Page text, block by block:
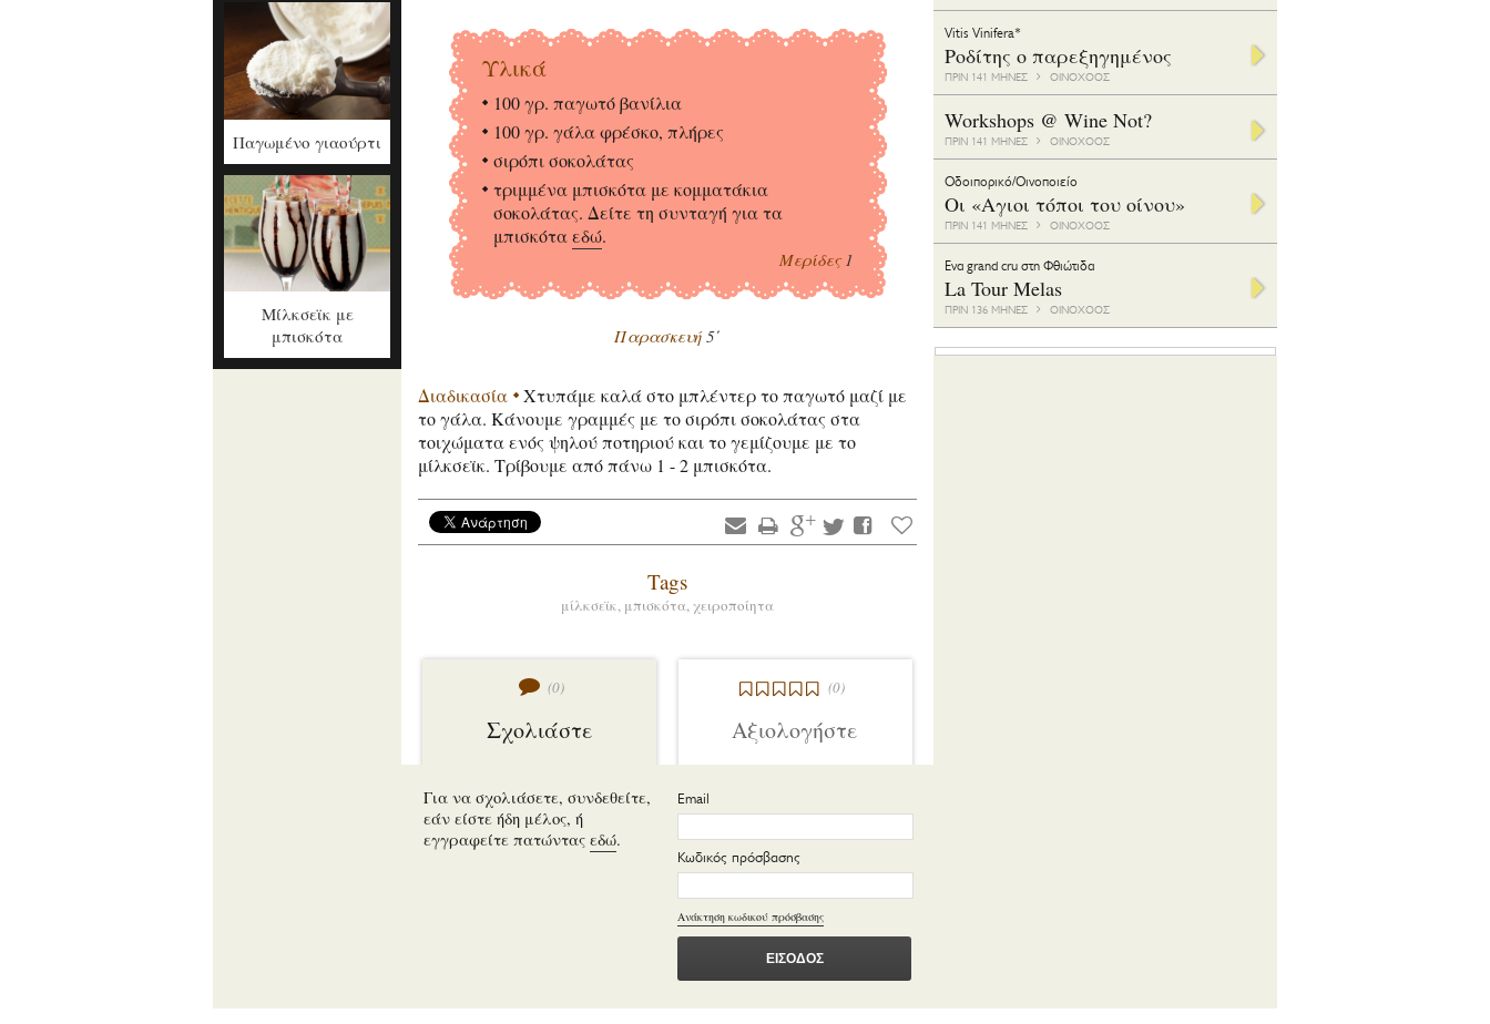
Παγωμένο γιαούρτι
Μίλκσεϊκ με
μπισκότα
Υλικά
100 γρ. παγωτό βανίλια
100 γρ. γάλα φρέσκο, πλήρες
σιρόπι σοκολάτας
τριμμένα μπισκότα με κομματάκια
σοκολάτας. Δείτε τη συνταγή για τα
μπισκόταεδώ.
Μερίδες1
Παρασκευή5΄
Διαδικασία
Χτυπάμε καλά στο μπλέντερ το παγωτό μαζί με
το γάλα. Κάνουμε γραμμές με το σιρόπι σοκολάτας στα
τοιχώματα ενός ψηλού ποτηριού και το γεμίζουμε με το
μίλκσεϊκ. Τρίβουμε από πάνω 1 - 2 μπισκότα.
Tags
μίλκσεϊκ, μπισκότα,χειροποίητα
(0)
Σχολιάστε
(0)
Αξιολογήστε
Για να σχολιάσετε, συνδεθείτε,
εάν είστε ήδη μέλος, ή
εγγραφείτε πατώντας εδώ.
Email
Κωδικός πρόσβασης
Ανάκτηση κωδικού πρόσβασης
Vitis Vinifera*
Ροδίτης ο παρεξηγημένος
ΠΡΙΝ 141 ΜΗΝΕΣ ΟΙΝΟΧΟΟΣ
Workshops @ Wine Not?
ΠΡΙΝ 141 ΜΗΝΕΣ ΟΙΝΟΧΟΟΣ
Οδοιπορικό/Οινοποιείο
Οι «Αγιοι τόποι του οίνου»
ΠΡΙΝ 141 ΜΗΝΕΣ ΟΙΝΟΧΟΟΣ
Eνα grand cru στη Φθιώτιδα
La Tour Melas
ΠΡΙΝ 136 ΜΗΝΕΣ ΟΙΝΟΧΟΟΣ